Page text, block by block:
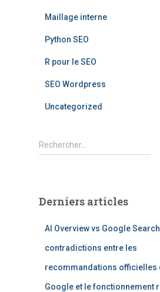
Maillage interne
Python SEO
R pour le SEO
SEO Wordpress
Uncategorized
R
e
r
Rechercher…
Derniers articles
AI Overview vs Google
contradictions entre les
recommandations officielles
Google et le fonctionnement